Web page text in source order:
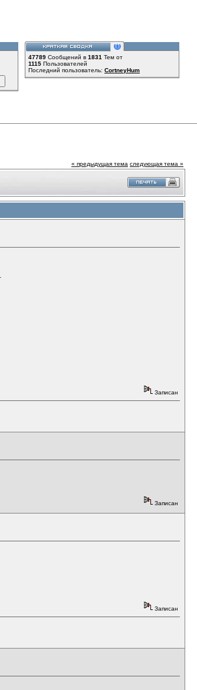
47789 Сообщений в 1831 Тем от
1115 Пользователей
Последний пользователь: CortneyHum
« предыдущая тема следующая тема »
Записан
Записан
Записан